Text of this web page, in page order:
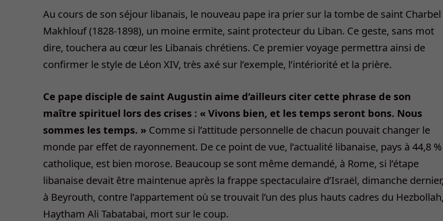
Au cours de son séjour libanais, le nouveau pape ira prier sur la tombe de saint Charbel
Makhlouf (1828-1898), un moine ermite, saint protecteur du Liban. Ce geste, sans mot
dire, touchera au cœur les Libanais chrétiens. Ce premier voyage permettra ainsi de
confirmer le style de Léon XIV, très axé sur l’exemple, l’intériorité et la prière.
Ce pape disciple de saint Augustin aime d’ailleurs citer cette phrase de son
maître spirituel lors des crises : « Vivons bien, et les temps seront bons. Nous
sommes les temps. » Comme si l’attitude personnelle de chacun pouvait changer le
monde par effet de rayonnement. De ce point de vue, l’actualité libanaise, pays à 44,8 %
catholique, est bien morose. Beaucoup se sont même demandé, à Rome, si l’étape
libanaise devait être maintenue après la frappe spectaculaire d’Israël, dimanche
à Beyrouth, contre l’appartement où se trouvait l’un des plus hauts cadres du
Haytham Ali Tabatabai, mort sur le coup.